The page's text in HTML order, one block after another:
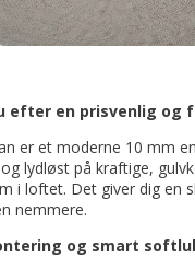
efter en prisvenlig og
er et moderne 10 mm
lydløst på kraftige,
i loftet. Det giver dig en
nemmere.
og smart